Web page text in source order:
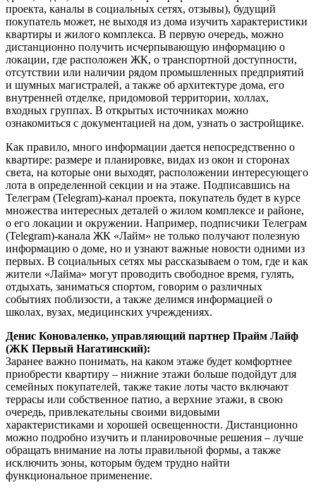
проекта, каналы в социальных сетях, отзывы), будущий
покупатель может, не выходя из дома изучить характеристики
квартиры и жилого комплекса. В первую очередь, можно
дистанционно получить исчерпывающую информацию о
локации, где расположен ЖК, о транспортной доступности,
отсутствии или наличии рядом промышленных предприятий
и шумных магистралей, а также об архитектуре дома, его
внутренней отделке, придомовой территории, холлах,
входных группах. В открытых источниках можно
ознакомиться с документацией на дом, узнать о застройщике.
Как правило, много информации дается непосредственно о
квартире: размере и планировке, видах из окон и сторонах
света, на которые они выходят, расположении интересующего
лота в определенной секции и на этаже. Подписавшись на
Телеграм (Telegram)-канал проекта, покупатель будет в курсе
множества интересных деталей о жилом комплексе и районе,
о его локации и окружении. Например, подписчики Телеграм
(Telegram)-канала ЖК «Лайм» не только получают полезную
информацию о доме, но и узнают важные новости одними из
первых. В социальных сетях мы рассказываем о том, где и как
жители «Лайма» могут проводить свободное время, гулять,
отдыхать, заниматься спортом, говорим о различных
событиях поблизости, а также делимся информацией о
школах, вузах, медицинских учреждениях.
Денис Коноваленко, управляющий партнер Прайм Лайф
(ЖК Первый Нагатинский):
Заранее важно понимать, на каком этаже будет комфортнее
приобрести квартиру – нижние этажи больше подойдут для
семейных покупателей, также такие лоты часто включают
террасы или собственное патио, а верхние этажи, в свою
очередь, привлекательны своими видовыми
характеристиками и хорошей освещенности. Дистанционно
можно подробно изучить и планировочные решения – лучше
обращать внимание на лоты правильной формы, а также
исключить зоны, которым будем трудно найти
функциональное применение.